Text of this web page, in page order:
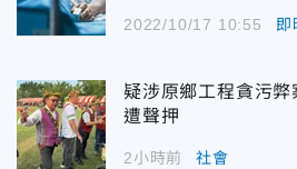
2022/10/17 10:55 即
疑涉原鄉工程貪污
遭聲押
2小時前 社會